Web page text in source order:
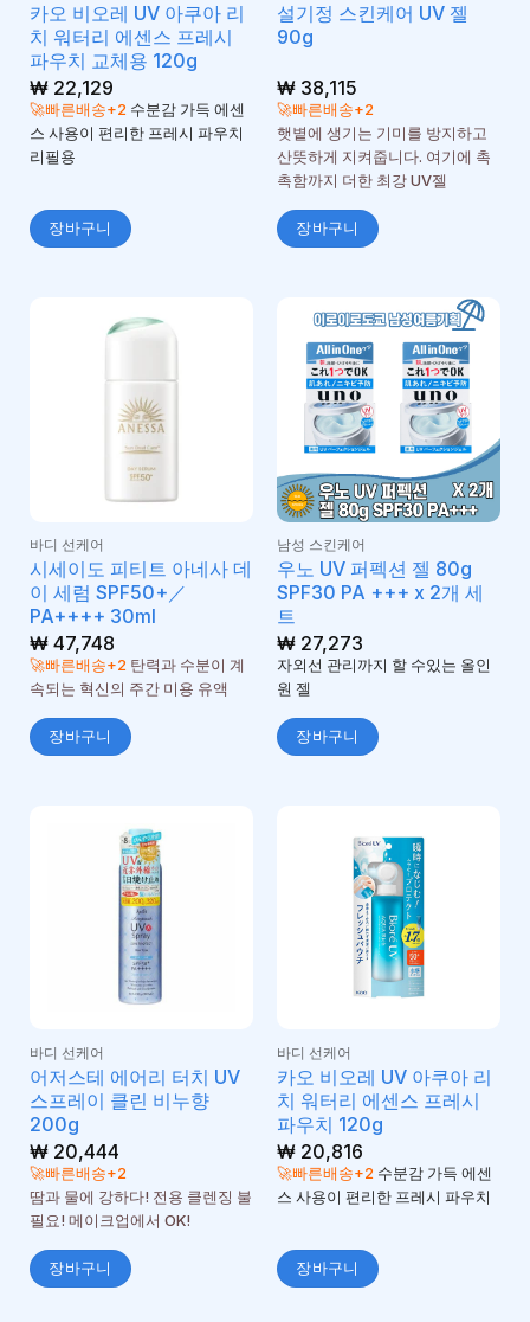
카오 비오레 UV 아쿠아 리
치 워터리 에센스 프레시
파우치 교체용 120g
₩22,129
🚀빠른배송+2수분감 가득 에센
스 사용이 편리한 프레시 파우치
리필용
장바구니
설기정 스킨케어 UV 젤
90g
₩38,115
🚀빠른배송+2
햇볕에 생기는 기미를 방지하고
산뜻하게 지켜줍니다. 여기에 촉
촉함까지 더한 최강 UV젤
장바구니
바디 선케어
시세이도 피티트 아네사 데
이 세럼 SPF50+／
PA++++ 30ml
₩47,748
🚀빠른배송+2탄력과 수분이 계
속되는 혁신의 주간 미용 유액
장바구니
남성 스킨케어
우노 UV 퍼펙션 젤 80g
SPF30 PA +++ x 2개 세
트
₩27,273
자외선 관리까지 할 수있는 올인
원 젤
장바구니
바디 선케어
어저스테 에어리 터치 UV
스프레이 클린 비누향
200g
₩20,444
🚀빠른배송+2
땀과 물에 강하다! 전용 클렌징 불
필요! 메이크업에서 OK!
장바구니
바디 선케어
카오 비오레 UV 아쿠아 리
치 워터리 에센스 프레시
파우치 120g
₩20,816
🚀빠른배송+2 수분감 가득 에센
스 사용이 편리한 프레시 파우치
장바구니